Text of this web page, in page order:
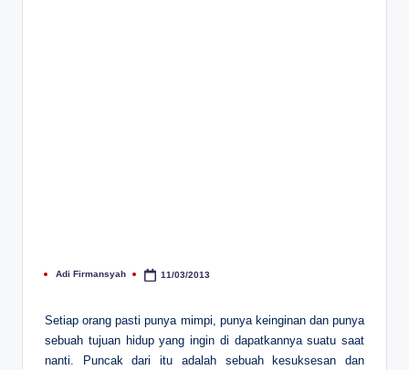
Posted
Adi Firmansyah 11/03/2013
Setiap orang pasti punya mimpi, punya keinginan dan punya
sebuah tujuan hidup yang ingin di dapatkannya suatu saat
nanti. Puncak dari itu adalah sebuah kesuksesan dan